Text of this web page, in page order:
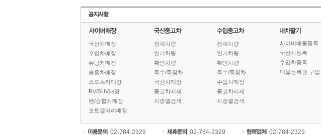
국산차매장
수입차매장
튜닝카매장
승용차매장
스포츠카매장
RV/SUV매장
밴/승합차매장
오토갤러리매장
전체차량
인기차량
확인차량
특수/특장차
국산차매장
중고차시세
차종별검색
전체차량
인기차량
확인차량
특수/특장차
수입차매장
중고차시세
차종별검색
사이버매물등록
국산차등록
수입차등록
매물등록권 구입
02-784-2329 02-784-2329 02-784-2329